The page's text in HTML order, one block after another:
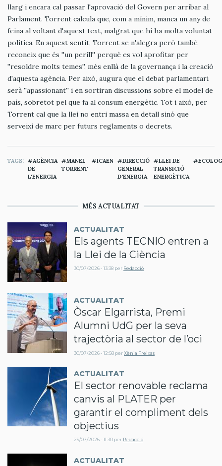
llarg i encara cal passar l'aprovació del Govern per arribar al
Parlament. Torrent calcula que, com a mínim, manca un any de
feina al voltant d'aquest text, malgrat que hi ha molta voluntat
política. En aquest sentit, Torrent se n'alegra però també
reconeix que és ''un perill'' perquè es vol aprofitar per
''resoldre molts temes'', més enllà de la governança i la creació
d'aquesta agència. Per això, augura que el debat parlamentari
serà ''apassionant'' i en sortiran discussions sobre el model de
país, sobretot pel que fa al consum energètic. Tot i això, per
Torrent cal que la llei no entri massa en detall sinó que
serveixi de marc per futurs reglaments o decrets.
TAGS
AGÈNCIA
DE
L'ENERGIA
MANEL
TORRENT
ICAEN
DIRECCIÓ
GENERAL
D'ENERGIA
LLEI DE
TRANSICIÓ
ENERGÈTICA
MÉS ACTUALITAT
ACTUALITAT
Els agents TECNIO entren a
la Llei de la Ciència
30/07/2026 - 13:38 per Redacció
ACTUALITAT
Òscar Elgarrista, Premi
Alumni UdG per la seva
trajectòria al sector de l’oci
30/07/2026 - 12:58 perXènia Freixas
ACTUALITAT
El sector renovable reclama
canvis al PLATER per
garantir el compliment dels
objectius
29/07/2026 - 11:30 per Redacció
ACTUALITAT